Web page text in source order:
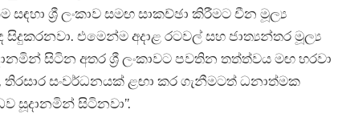
ශ්‍රී ලංකාව සමඟ සාකච්ඡා කිරීමට චීන මූල්‍ය
සිදුකරනවා. එමෙන්ම අදාළ රටවල් සහ ජාත්‍යන්තර මූල්‍ය
සිටින අතර ශ්‍රී ලංකාවට පවතින තත්ත්වය මඟ හරවා
සංවර්ධනයක් ළඟා කර ගැනීමටත් ධනාත්මක
සූදානමින් සිටිනවා”.